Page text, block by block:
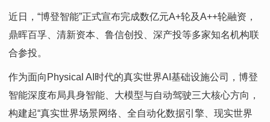
近日，“博登智能”正式宣布完成数亿元A+轮及A++轮融资，
鼎晖百孚、清新资本、鲁信创投、深产投等多家知名机构联
合参投。
作为面向Physical AI时代的真实世界AI基础设施公司，博登
智能深度布局具身智能、大模型与自动驾驶三大核心方向，
构建起“真实世界场景网络、全自动化数据引擎、现实世界